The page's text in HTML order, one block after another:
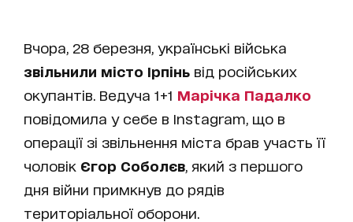
Вчора, 28 березня, українські війська
звільнили місто Ірпінь від російських
окупантів. Ведуча 1+1 Марічка Падалко
повідомила у себе в Instagram, що в
операції зі звільнення міста брав участь її
чоловік Єгор Соболєв , який з першого
дня війни примкнув до рядів
територіальної оборони.